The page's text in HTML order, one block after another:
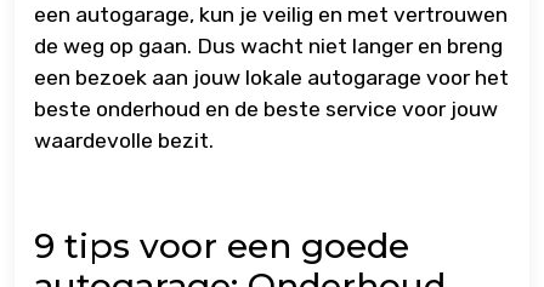
een autogarage, kun je veilig en met vertrouwen
de weg op gaan. Dus wacht niet langer en breng
een bezoek aan jouw lokale autogarage voor het
beste onderhoud en de beste service voor jouw
waardevolle bezit.
9 tips voor een goede